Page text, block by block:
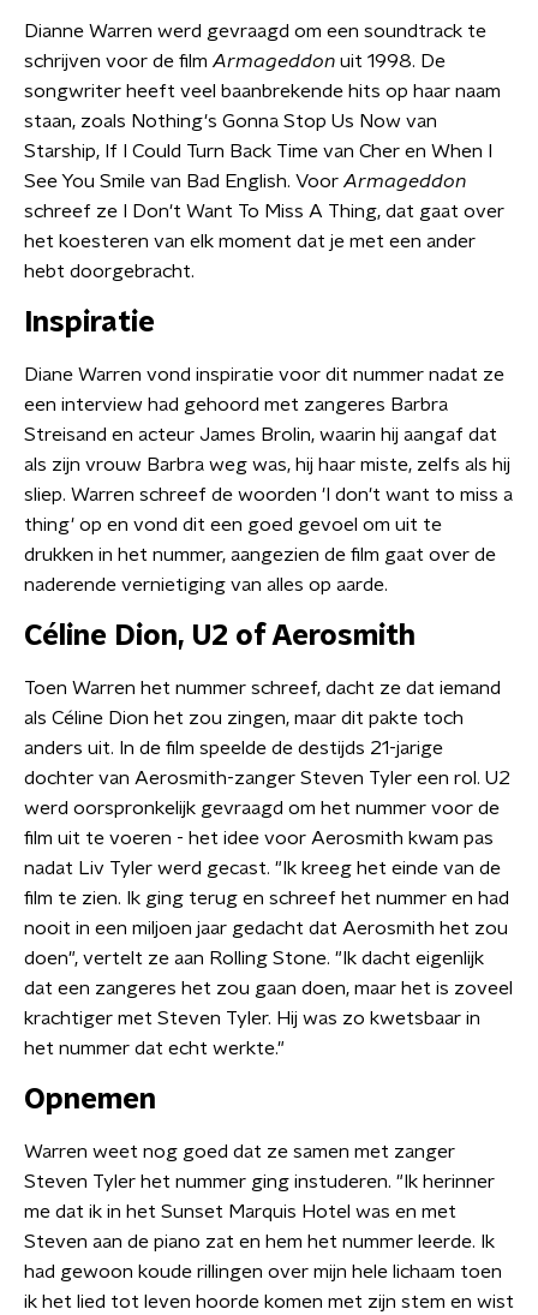
Dianne Warren werd gevraagd om een soundtrack te
schrijven voor de film Armageddon uit 1998. De
songwriter heeft veel baanbrekende hits op haar naam
staan, zoals Nothing's Gonna Stop Us Now van
Starship, If I Could Turn Back Time van Cher en When I
See You Smile van Bad English. Voor Armageddon
schreef ze I Don't Want To Miss A Thing, dat gaat over
het koesteren van elk moment dat je met een ander
hebt doorgebracht.
Inspiratie
Diane Warren vond inspiratie voor dit nummer nadat ze
een interview had gehoord met zangeres Barbra
Streisand en acteur James Brolin, waarin hij aangaf dat
als zijn vrouw Barbra weg was, hij haar miste, zelfs als hij
sliep. Warren schreef de woorden 'I don't want to miss a
thing' op en vond dit een goed gevoel om uit te
drukken in het nummer, aangezien de film gaat over de
naderende vernietiging van alles op aarde.
Céline Dion, U2 of Aerosmith
Toen Warren het nummer schreef, dacht ze dat iemand
als Céline Dion het zou zingen, maar dit pakte toch
anders uit. In de film speelde de destijds 21-jarige
dochter van Aerosmith-zanger Steven Tyler een rol. U2
werd oorspronkelijk gevraagd om het nummer voor de
film uit te voeren - het idee voor Aerosmith kwam pas
nadat Liv Tyler werd gecast. "Ik kreeg het einde van de
film te zien. Ik ging terug en schreef het nummer en had
nooit in een miljoen jaar gedacht dat Aerosmith het zou
doen", vertelt ze aan Rolling Stone. "Ik dacht eigenlijk
dat een zangeres het zou gaan doen, maar het is zoveel
krachtiger met Steven Tyler. Hij was zo kwetsbaar in
het nummer dat echt werkte."
Opnemen
Warren weet nog goed dat ze samen met zanger
Steven Tyler het nummer ging instuderen. "Ik herinner
me dat ik in het Sunset Marquis Hotel was en met
Steven aan de piano zat en hem het nummer leerde. Ik
had gewoon koude rillingen over mijn hele lichaam toen
ik het lied tot leven hoorde komen met zijn stem en wist